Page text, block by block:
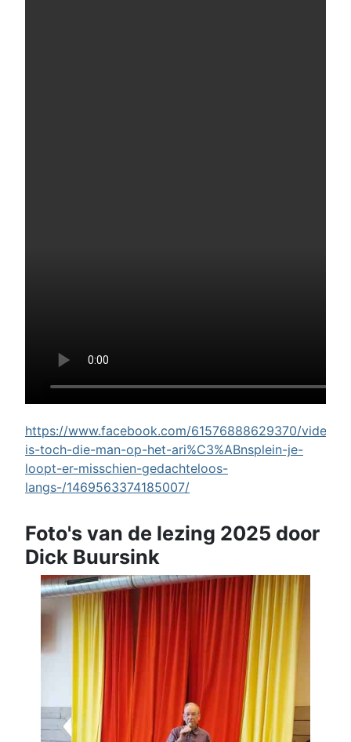
https://www.facebook.com/61576888629370/videos/
is-toch-die-man-op-het-ari%C3%ABnsplein-je-
loopt-er-misschien-gedachteloos-
langs-/1469563374185007/
Foto's van de lezing 2025 door
Dick Buursink